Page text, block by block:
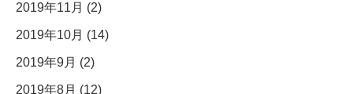
2019年11月 (2)
2019年10月 (14)
2019年9月 (2)
2019年8月 (12)